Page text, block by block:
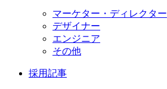
マーケター・ディレクター
デザイナー
エンジニア
その他
採用記事